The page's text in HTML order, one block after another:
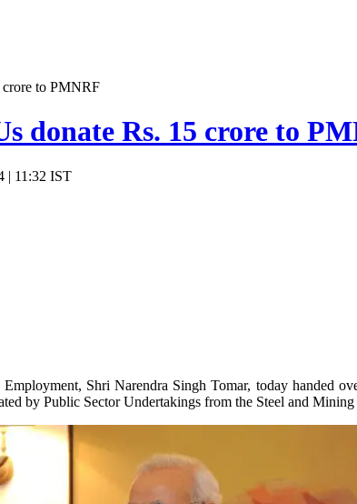
crore to PMNRF
donate Rs. 15 crore to
| 11:32 IST
Shri Narendra Singh Tomar, today handed
by Public Sector Undertakings from the Steel and Mining